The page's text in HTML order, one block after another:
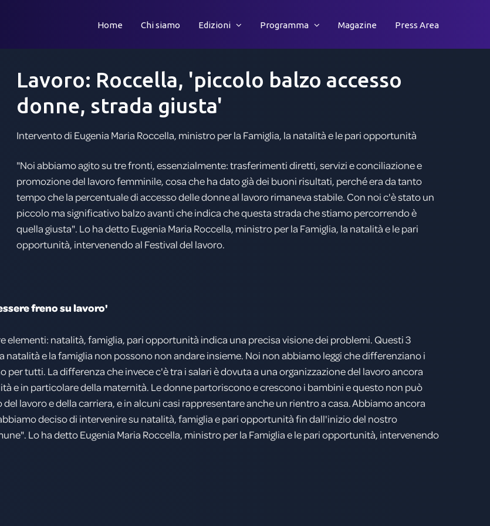
Home Chi siamo Edizioni Programma Magazine Press Area
Lavoro: Roccella, 'piccolo balzo accesso
donne, strada giusta'
Intervento di Eugenia Maria Roccella, ministro per la Famiglia, la natalità e le pari opportunità
"Noi abbiamo agito su tre fronti, essenzialmente: trasferimenti diretti, servizi e conciliazione e
promozione del lavoro femminile, cosa che ha dato già dei buoni risultati, perché era da tanto
tempo che la percentuale di accesso delle donne al lavoro rimaneva stabile. Con noi c'è stato un
piccolo ma significativo balzo avanti che indica che questa strada che stiamo percorrendo è
quella giusta". Lo ha detto Eugenia Maria Roccella, ministro per la Famiglia, la natalità e le pari
opportunità, intervenendo al Festival del lavoro.
freno su lavoro'
natalità, famiglia, pari opportunità indica una precisa visione dei problemi. Questi 3
e la famiglia non possono non andare insieme. Noi non abbiamo leggi che differenziano i
tutti. La differenza che invece c'è tra i salari è dovuta a una organizzazione del lavoro ancora
e in particolare della maternità. Le donne partoriscono e crescono i bambini e questo non può
lavoro e della carriera, e in alcuni casi rappresentare anche un rientro a casa. Abbiamo ancora
deciso di intervenire su natalità, famiglia e pari opportunità fin dall'inizio del nostro
Lo ha detto Eugenia Maria Roccella, ministro per la Famiglia e le pari opportunità, intervenendo